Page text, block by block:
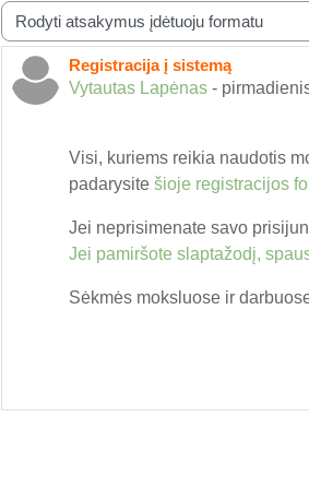
Rodymo režimas
Registracija į sistemą
Vytautas Lapėnas -
Atsakymų skaičius: 0
Visi, kuriems reikia naudotis
padarysite šioje registracijos
Jei neprisimenate savo
Jei pamiršote slaptažodį,
Sėkmės moksluose ir